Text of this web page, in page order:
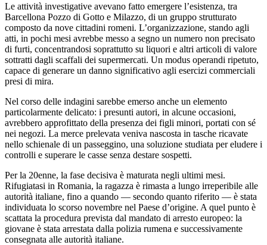
Le attività investigative avevano fatto emergere l’esistenza, tra
Barcellona Pozzo di Gotto e Milazzo, di un gruppo strutturato
composto da nove cittadini romeni. L’organizzazione, stando agli
atti, in pochi mesi avrebbe messo a segno un numero non precisato
di furti, concentrandosi soprattutto su liquori e altri articoli di valore
sottratti dagli scaffali dei supermercati. Un modus operandi ripetuto,
capace di generare un danno significativo agli esercizi commerciali
presi di mira.
Nel corso delle indagini sarebbe emerso anche un elemento
particolarmente delicato: i presunti autori, in alcune occasioni,
avrebbero approfittato della presenza dei figli minori, portati con sé
nei negozi. La merce prelevata veniva nascosta in tasche ricavate
nello schienale di un passeggino, una soluzione studiata per eludere i
controlli e superare le casse senza destare sospetti.
Per la 20enne, la fase decisiva è maturata negli ultimi mesi.
Rifugiatasi in Romania, la ragazza è rimasta a lungo irreperibile alle
autorità italiane, fino a quando — secondo quanto riferito — è stata
individuata lo scorso novembre nel Paese d’origine. A quel punto è
scattata la procedura prevista dal mandato di arresto europeo: la
giovane è stata arrestata dalla polizia rumena e successivamente
consegnata alle autorità italiane.